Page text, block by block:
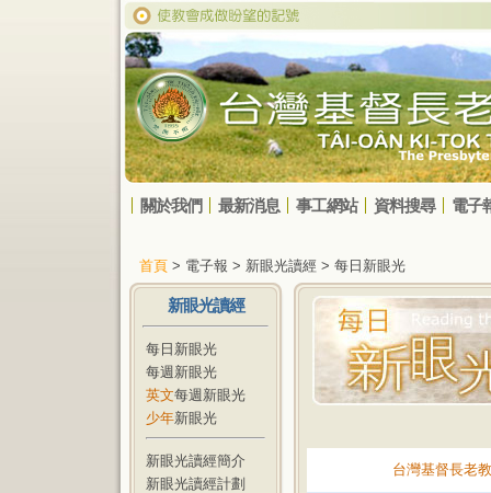
關於我們 最新消息 事工網站 資料搜尋 電子
首頁 > 電子報 > 新眼光讀經 > 每日新眼光
新眼光讀經
每日新眼光
每週新眼光
英文每週新眼光
少年新眼光
新眼光讀經簡介
新眼光讀經計劃
台灣基督長老